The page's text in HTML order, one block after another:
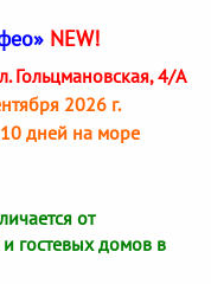
NEW!
Гольцмановская, 4/А
2026 г.
дней на море
от
гостевых домов в